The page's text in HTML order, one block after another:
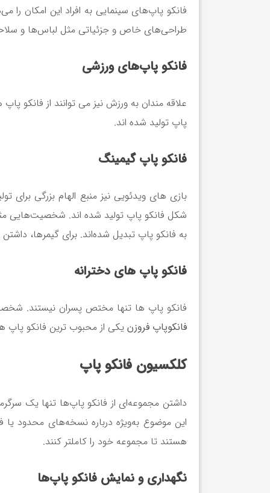
فانکو پاپ‌های سینمایی به افراد این امکان را
طراحی‌های خاص و جزئیاتی مثل لباس‌ها و
فانکو پاپ‌های ورزشی
علاقه مندان به ورزش نیز می توانند از
پاپ تولید شده اند.
فانکو پاپ گیمینگ
بازی های ویدئویی نیز منبع الهام بزرگی
شکل فانکو پاپ تولید شده اند. شخصیت‌هایی
به فانکو پاپ تبدیل شده‌اند. برای گیمرها،
فانکو پاپ های دخترانه
فانکو پاپ ها تنها مختص پسران نیستند.
فانکوپاپ فروزن یکی از محبوب ترین فانکو پاپ
کلکسیون فانکو پاپ
داشتن مجموعه‌ای از فانکو پاپ‌ها تنها یک
این موضوع به‌ویژه درباره نسخه‌های محدود
هستند تا مجموعه خود را کاملتر کنند.
نگهداری و نمایش فانکو پاپ‌ها